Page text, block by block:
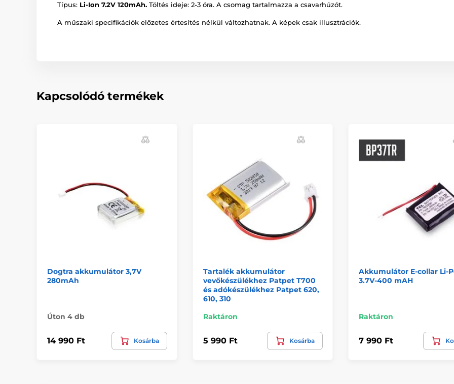
Típus: Li-Ion 7.2V 120mAh. Töltés ideje: 2-3 óra. A csomag tartalmazza a csavarhúzót.
A műszaki specifikációk előzetes értesítés nélkül változhatnak. A képek csak illusztrációk.
Kapcsolódó termékek
Dogtra akkumulátor 3,7V
280mAh
Úton 4 db
14 990 Ft Kosárba
Tartalék akkumulátor
vevőkészülékhez Patpet T700
és adókészülékhez Patpet 620,
610, 310
Raktáron
5 990 Ft Kosárba
Akkumulátor E-collar Li-
3.7V-400 mAH
Raktáron
7 990 Ft